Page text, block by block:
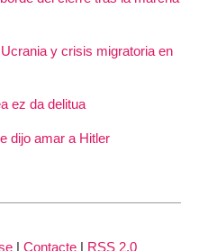
y crisis migratoria en
ez da delitua
dijo amar a Hitler
| Contacte | RSS 2.0